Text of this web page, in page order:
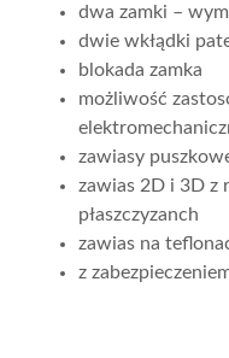
dwa zamki –
dwie wkłądki
blokada zamka
możliwość
zawiasy
zawias 2D i 3D z
płaszczyzanch
zawias na
z